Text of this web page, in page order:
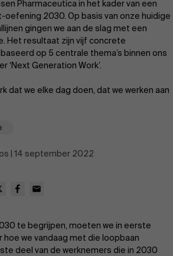
Pharmaceutica in het kader van een
2030. Op basis van onze huidige
gingen we aan de slag met een
Het resultaat zijn vijf concrete
op 5 centrale thema’s binnen ons
‘Next Generation Work’.
dat we elke dag doen, dat we werken aan
| 14 september 2022
te begrijpen, moeten we in eerste
hoe we vandaag met die loopbaan
deel van de werknemers die in 2030